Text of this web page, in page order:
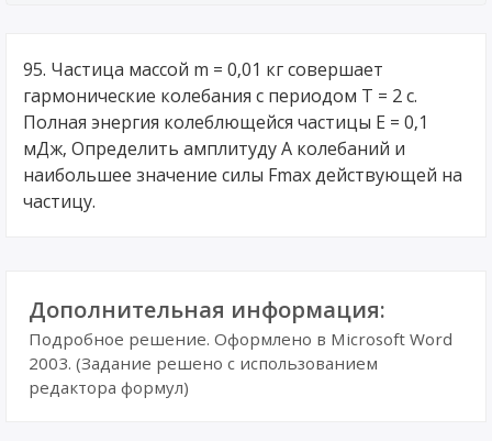
95. Частица массой m = 0,01 кг совершает
гармонические колебания с периодом Т = 2 с.
Полная энергия колеблющейся частицы Е = 0,1
мДж, Определить амплитуду А колебаний и
наибольшее значение силы Fmax действующей на
частицу.
Дополнительная информация:
Подробное решение. Оформлено в Microsoft Word
2003. (Задание решено с использованием
редактора формул)